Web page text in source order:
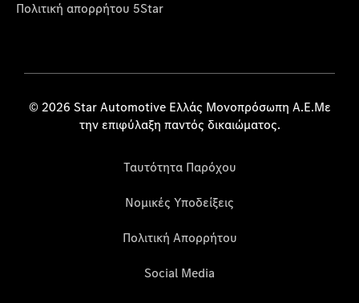
Πολιτική απορρήτου 5Star
© 2026 Star Automotive Ελλάς Μονοπρόσωπη Α.Ε.Με
την επιφύλαξη παντός δικαιώματος.
Ταυτότητα Παρόχου
Νομικές Υποδείξεις
Πολιτική Απορρήτου
Social Media